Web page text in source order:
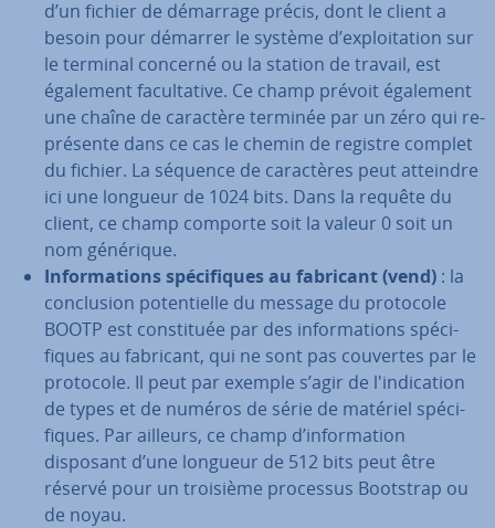
d’un fichier de démarrage précis, dont le client a
besoin pour démarrer le système d’ex­ploi­ta­tion sur
le terminal concerné ou la station de travail, est
également fa­cul­ta­tive. Ce champ prévoit également
une chaîne de caractère terminée par un zéro qui re­
pré­sente dans ce cas le chemin de registre complet
du fichier. La séquence de ca­rac­tères peut atteindre
ici une longueur de 1024 bits. Dans la requête du
client, ce champ comporte soit la valeur 0 soit un
nom générique.
In­for­ma­tions spé­ci­fiques au fabricant (vend) : la
con­clu­sion po­ten­tielle du message du protocole
BOOTP est cons­ti­tuée par des in­for­ma­tions spé­ci­
fiques au fabricant, qui ne sont pas couvertes par le
protocole. Il peut par exemple s’agir de l'in­di­ca­tion
de types et de numéros de série de matériel spé­ci­
fiques. Par ailleurs, ce champ d’in­for­ma­tion
disposant d’une longueur de 512 bits peut être
réservé pour un troisième processus Bootstrap ou
de noyau.